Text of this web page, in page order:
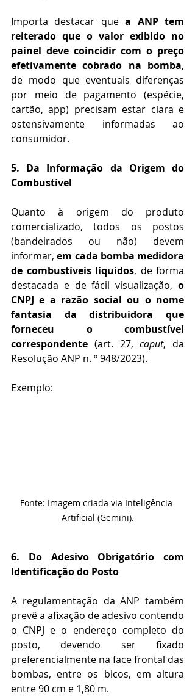
Importa destacar que a ANP tem
reiterado que o valor exibido no
painel deve coincidir com o preço
efetivamente cobrado na bomba,
de modo que eventuais diferenças
por meio de pagamento (espécie,
cartão, app) precisam estar clara e
ostensivamente informadas ao
consumidor.
5. Da Informação da Origem do
Combustível
Quanto à origem do produto
comercializado, todos os postos
(bandeirados ou não) devem
informar, em cada bomba medidora
de combustíveis líquidos, de forma
destacada e de fácil visualização, o
CNPJ e a razão social ou o nome
fantasia da distribuidora que
forneceu o combustível
correspondente (art. 27, caput, da
Resolução ANP n. º 948/2023).
Exemplo:
Fonte: Imagem criada via Inteligência
Artificial (Gemini).
6. Do Adesivo Obrigatório com
Identificação do Posto
A regulamentação da ANP também
prevê a afixação de adesivo contendo
o CNPJ e o endereço completo do
posto, devendo ser fixado
preferencialmente na face frontal das
bombas, entre os bicos, em altura
entre 90 cm e 1,80 m.